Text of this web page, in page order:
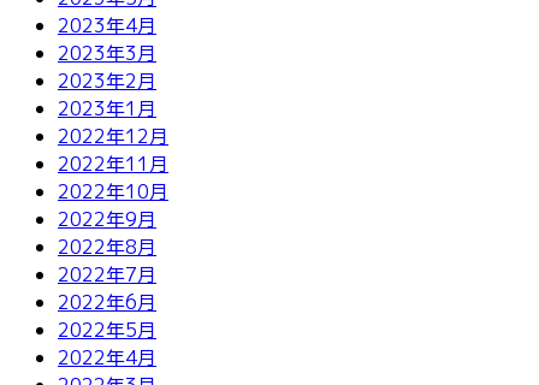
2023年4月
2023年3月
2023年2月
2023年1月
2022年12月
2022年11月
2022年10月
2022年9月
2022年8月
2022年7月
2022年6月
2022年5月
2022年4月